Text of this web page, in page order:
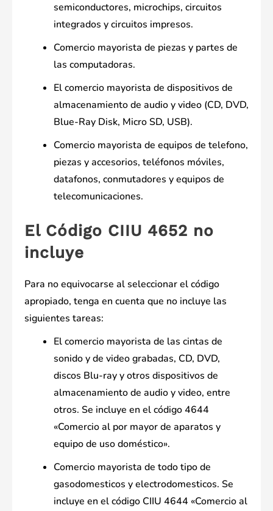
semiconductores, microchips, circuitos
integrados y circuitos impresos.
Comercio mayorista de piezas y partes de
las computadoras.
El comercio mayorista de dispositivos de
almacenamiento de audio y video (CD, DVD,
Blue-Ray Disk, Micro SD, USB).
Comercio mayorista de equipos de telefono,
piezas y accesorios, teléfonos móviles,
datafonos, conmutadores y equipos de
telecomunicaciones.
El Código CIIU 4652 no
incluye
Para no equivocarse al seleccionar el código
apropiado, tenga en cuenta que no incluye las
siguientes tareas:
El comercio mayorista de las cintas de
sonido y de video grabadas, CD, DVD,
discos Blu-ray y otros dispositivos de
almacenamiento de audio y video, entre
otros. Se incluye en el código 4644
«Comercio al por mayor de aparatos y
equipo de uso doméstico».
Comercio mayorista de todo tipo de
gasodomesticos y electrodomesticos. Se
incluye en el código CIIU 4644 «Comercio al